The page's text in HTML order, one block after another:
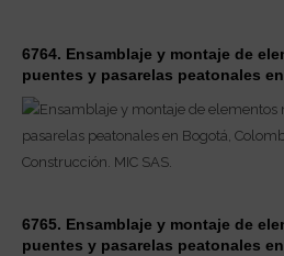
6764. Ensamblaje y montaje de
puentes y pasarelas peatonales
6765. Ensamblaje y montaje de
puentes y pasarelas peatonales